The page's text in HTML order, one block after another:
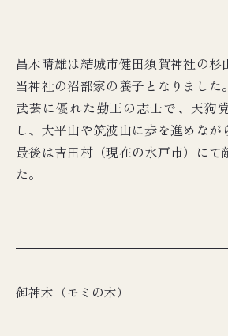
昌木晴雄は結城市健田須賀神社の杉
当神社の沼部家の養子となりました
武芸に優れた勤王の志士で、天狗
し、大平山や筑波山に歩を進めなが
最後は吉田村（現在の水戸市）にて
た。
御神木（モミの木）